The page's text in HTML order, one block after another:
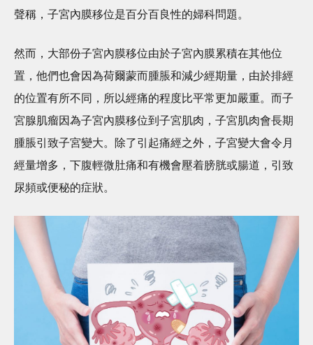
聲稱，子宮內膜移位是百分百良性的婦科問題。
然而，大部份子宮內膜移位由於子宮內膜累積在其他位
置，他們也會因為荷爾蒙而腫脹和減少經期量，由於排經
的位置有所不同，所以經痛的程度比平常更加嚴重。而子
宮腺肌瘤因為子宮內膜移位到子宮肌肉，子宮肌肉會長期
腫脹引致子宮變大。除了引起痛經之外，子宮變大會令月
經量增多，下腹輕微肚痛和有機會壓着膀胱或腸道，引致
尿頻或便秘的症狀。